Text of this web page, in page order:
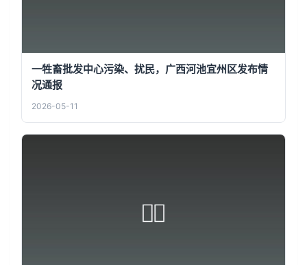
一牲畜批发中心污染、扰民，广西河池宜州区发布情
况通报
2026-05-11